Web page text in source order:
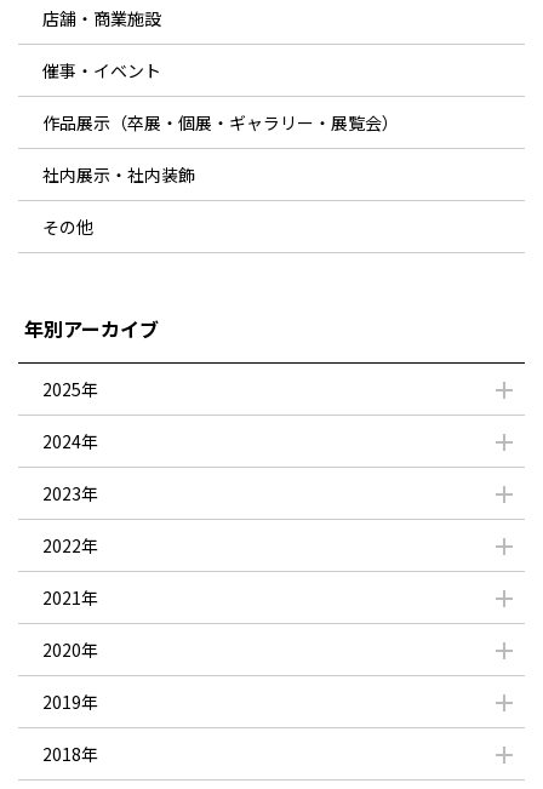
店舗・商業施設
催事・イベント
作品展示（卒展・個展・ギャラリー・展覧会）
社内展示・社内装飾
その他
年別アーカイブ
2025年
2024年
2023年
2022年
2021年
2020年
2019年
2018年